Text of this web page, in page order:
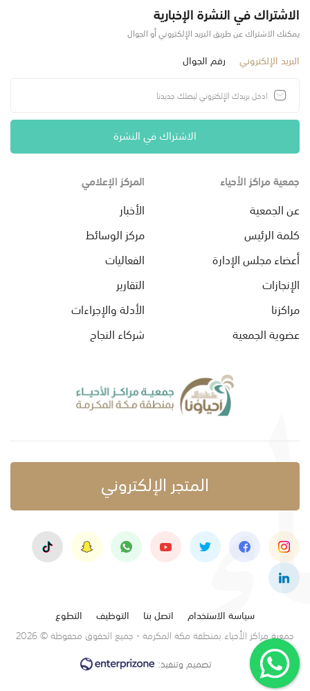
الاشتراك في النشرة الإخبارية
يمكنك الاشتراك عن طريق البريد الإلكتروني أو الجوال
البريد الإلكتروني رقم الجوال
الاشتراك في النشرة
جمعية مراكز الأحياء
عن الجمعية
كلمة الرئيس
أعضاء مجلس الإدارة
الإنجازات
مراكزنا
عضوية الجمعية
المركز الإعلامي
الأخبار
مركز الوسائط
الفعاليات
التقارير
الأدلة والإجراءات
شركاء النجاح
المتجر الإلكتروني
سياسة الاستخدام اتصل بنا التوظيف
التطوع
جمعية مراكز الأحياء بمنطقة مكة المكرمة - جميع الحقوق محفوظة © 2026
تصميم وتنفيذ: